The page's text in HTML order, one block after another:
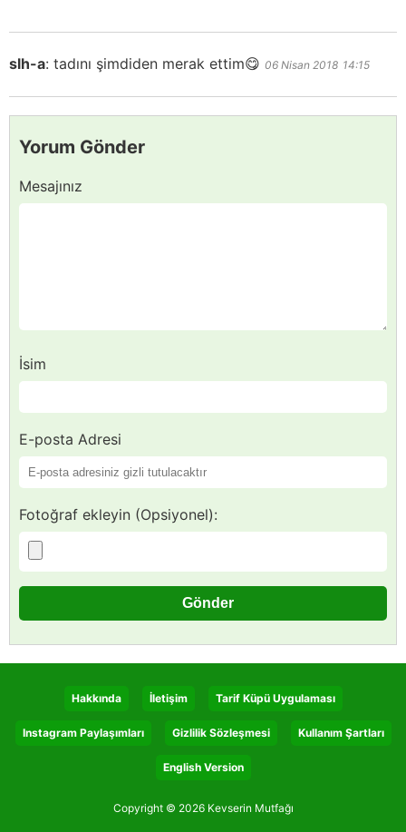
slh-a: tadını şimdiden merak ettim😋 06 Nisan 2018 14:15
Yorum Gönder
Mesajınız
İsim
E-posta Adresi
Fotoğraf ekleyin (Opsiyonel):
Hakkında İletişim Tarif Küpü Uygulaması
Instagram Paylaşımları Gizlilik Sözleşmesi Kullanım Şartları
English Version
Copyright © 2026 Kevserin Mutfağı